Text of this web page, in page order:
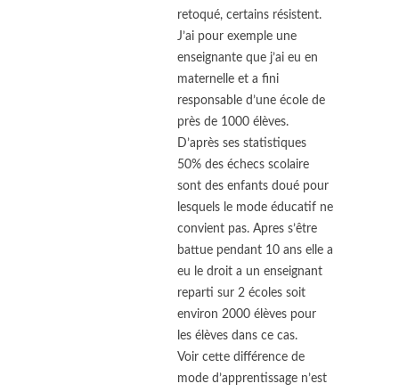
retoqué, certains résistent.
J’ai pour exemple une
enseignante que j’ai eu en
maternelle et a fini
responsable d’une école de
près de 1000 élèves.
D’après ses statistiques
50% des échecs scolaire
sont des enfants doué pour
lesquels le mode éducatif ne
convient pas. Apres s’être
battue pendant 10 ans elle a
eu le droit a un enseignant
reparti sur 2 écoles soit
environ 2000 élèves pour
les élèves dans ce cas.
Voir cette différence de
mode d’apprentissage n’est